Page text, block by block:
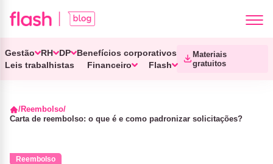
Gestão RH DP
Benefícios corporativos
Leis trabalhistas
Financeiro Flash
Materiais
gratuitos
Reembolso
Carta de reembolso: o que é e como padronizar solicitações?
Reembolso